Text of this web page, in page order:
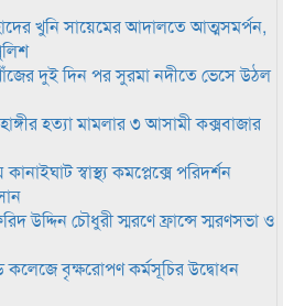
খুনি সায়েমের আদালতে আত্মসমর্পন,
দুই দিন পর সুরমা নদীতে ভেসে উঠল
হত্যা মামলার ৩ আসামী কক্সবাজার
স্বাস্থ্য কমপ্লেক্সে পরিদর্শন
উদ্দিন চৌধুরী স্মরণে ফ্রান্সে স্মরণসভা ও
কলেজে বৃক্ষরোপণ কর্মসূচির উদ্বোধন